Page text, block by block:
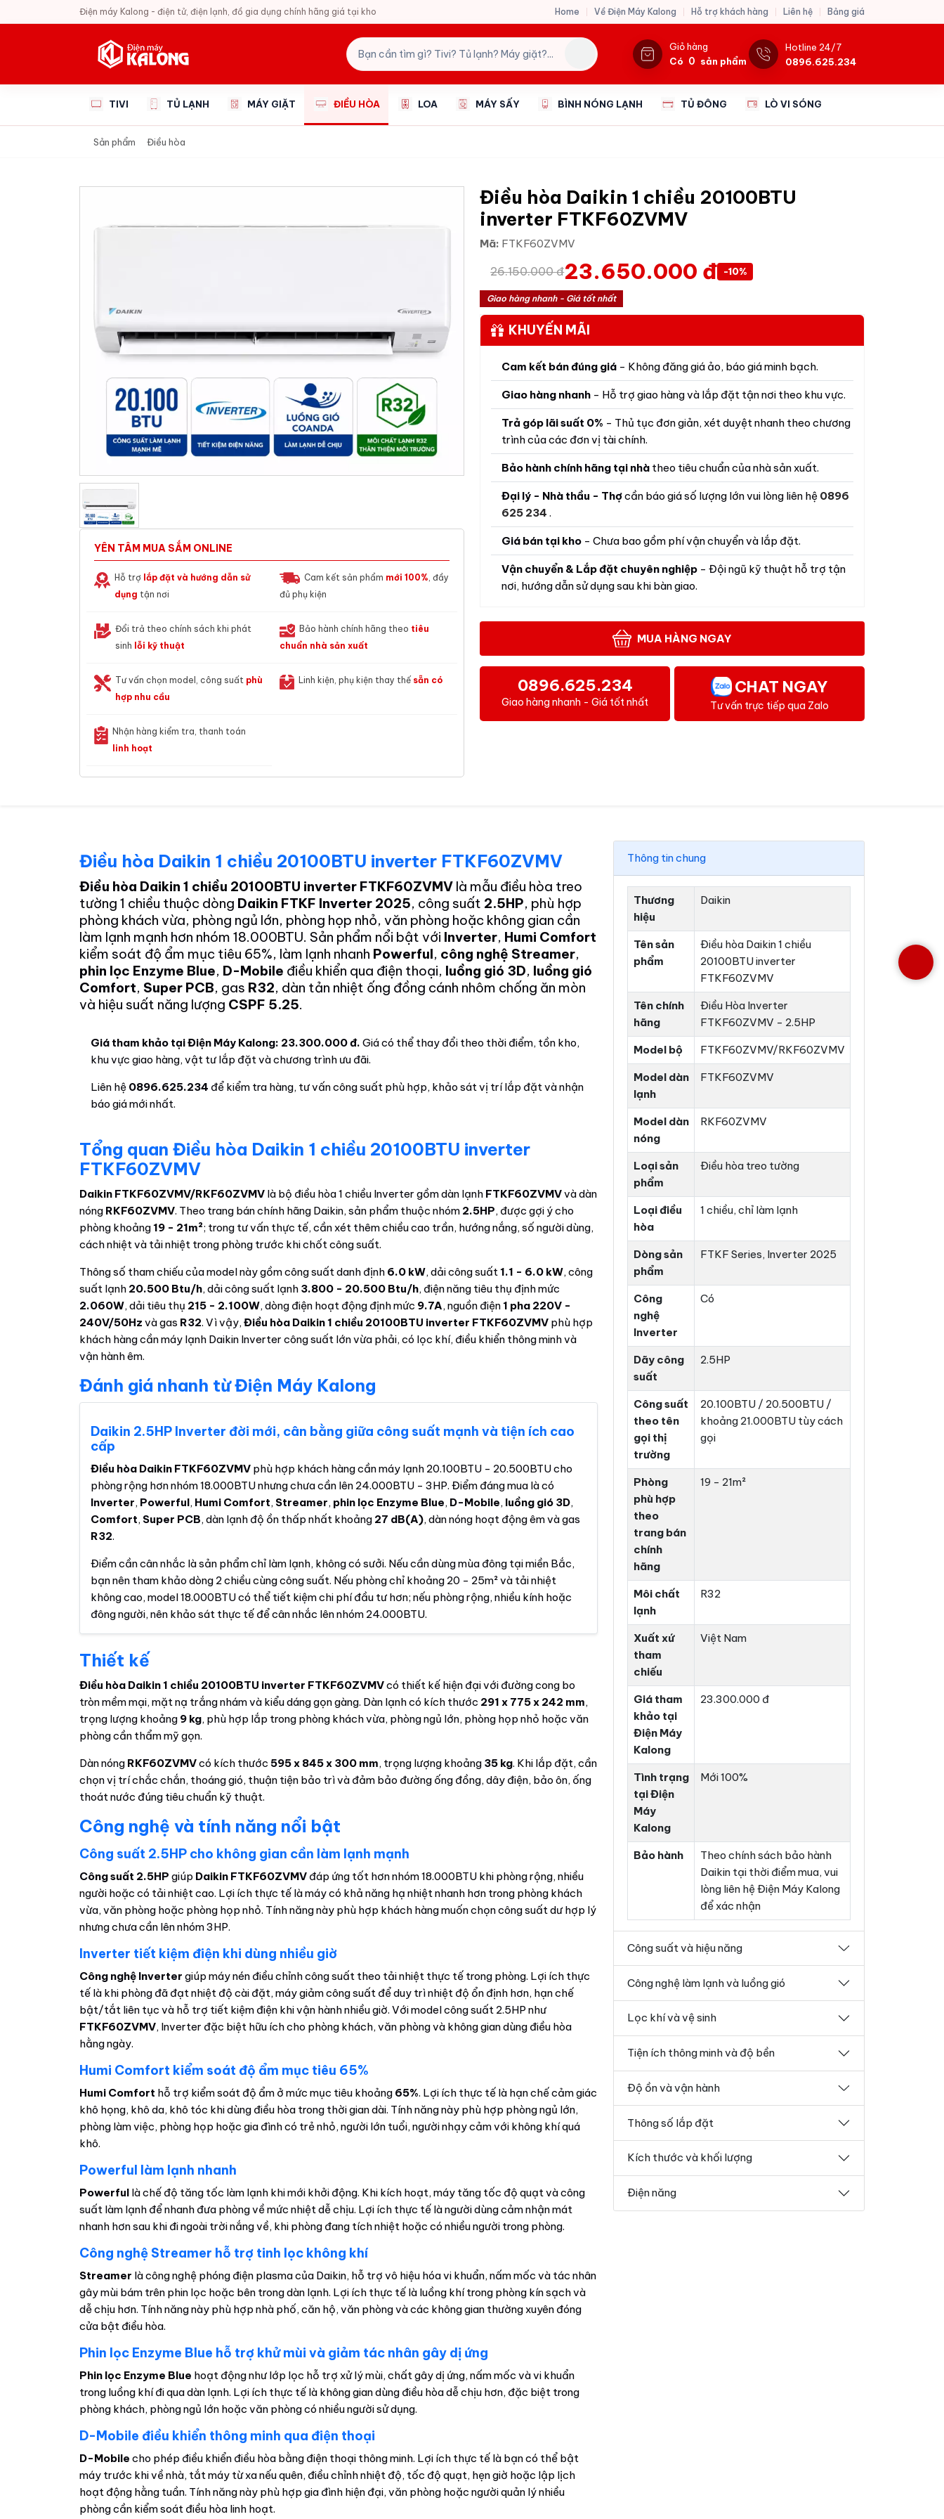
Điện máy Kalong - điện tử, điện lạnh, đồ gia dụng chính hãng giá tại kho Home Về Điện Máy Kalong Hỗ trợ khách hàng Liên hệ Bảng giá
Giỏ hàng
Có 0 sản phẩm
Hotline 24/7
0896.625.234
TIVI TỦ LẠNH MÁY GIẶT ĐIỀU HÒA LOA MÁY SẤY BÌNH NÓNG LẠNH TỦ ĐÔNG LÒ VI SÓNG
Sản phẩm Điều hòa
YÊN TÂM MUA SẮM ONLINE
Hỗ trợ lắp đặt và hướng dẫn sử
dụng tận nơi
Cam kết sản phẩm mới 100% , đầy
đủ phụ kiện
Đổi trả theo chính sách khi phát
sinh lỗi kỹ thuật
Bảo hành chính hãng theo tiêu
chuẩn nhà sản xuất
Tư vấn chọn model, công suất phù
hợp nhu cầu
Linh kiện, phụ kiện thay thế sẵn có
Nhận hàng kiểm tra, thanh toán
linh hoạt
Điều hòa Daikin 1 chiều 20100BTU
inverter FTKF60ZVMV
Mã: FTKF60ZVMV
26.150.000 đ23.650.000 đ -10%
Giao hàng nhanh - Giá tốt nhất
KHUYẾN MÃI
Cam kết bán đúng giá - Không đăng giá ảo, báo giá minh bạch.
Giao hàng nhanh - Hỗ trợ giao hàng và lắp đặt tận nơi theo khu vực.
Trả góp lãi suất 0% - Thủ tục đơn giản, xét duyệt nhanh theo chương
trình của các đơn vị tài chính.
Bảo hành chính hãng tại nhà theo tiêu chuẩn của nhà sản xuất.
Đại lý - Nhà thầu - Thợcần báo giá số lượng lớn vui lòng liên hệ 0896
625 234.
Giá bán tại kho - Chưa bao gồm phí vận chuyển và lắp đặt.
Vận chuyển & Lắp đặt chuyên nghiệp - Đội ngũ kỹ thuật hỗ trợ tận
nơi, hướng dẫn sử dụng sau khi bàn giao.
MUA HÀNG NGAY
0896.625.234
Giao hàng nhanh - Giá tốt nhất
CHAT NGAY
Tư vấn trực tiếp qua Zalo
Điều hòa Daikin 1 chiều 20100BTU inverter FTKF60ZVMV
Điều hòa Daikin 1 chiều 20100BTU inverter FTKF60ZVMV là mẫu điều hòa treo
tường 1 chiều thuộc dòng Daikin FTKF Inverter 2025, công suất 2.5HP, phù hợp
phòng khách vừa, phòng ngủ lớn, phòng họp nhỏ, văn phòng hoặc không gian cần
làm lạnh mạnh hơn nhóm 18.000BTU. Sản phẩm nổi bật với Inverter, Humi Comfort
kiểm soát độ ẩm mục tiêu 65%, làm lạnh nhanh Powerful, công nghệ Streamer,
phin lọc Enzyme Blue, D-Mobile điều khiển qua điện thoại, luồng gió 3D, luồng gió
Comfort, Super PCB, gas R32, dàn tản nhiệt ống đồng cánh nhôm chống ăn mòn
và hiệu suất năng lượng CSPF 5.25.
Giá tham khảo tại Điện Máy Kalong: 23.300.000 đ. Giá có thể thay đổi theo thời điểm, tồn kho,
khu vực giao hàng, vật tư lắp đặt và chương trình ưu đãi.
Liên hệ 0896.625.234 để kiểm tra hàng, tư vấn công suất phù hợp, khảo sát vị trí lắp đặt và nhận
báo giá mới nhất.
Tổng quan Điều hòa Daikin 1 chiều 20100BTU inverter
FTKF60ZVMV
Daikin FTKF60ZVMV/RKF60ZVMV là bộ điều hòa 1 chiều Inverter gồm dàn lạnh FTKF60ZVMVvà dàn
nóng RKF60ZVMV. Theo trang bán chính hãng Daikin, sản phẩm thuộc nhóm 2.5HP, được gợi ý cho
phòng khoảng19 - 21m²; trong tư vấn thực tế, cần xét thêm chiều cao trần, hướng nắng, số người dùng,
cách nhiệt và tải nhiệt trong phòng trước khi chốt công suất.
Thông số tham chiếu của model này gồm công suất danh định 6.0 kW, dải công suất1.1 - 6.0 kW, công
suất lạnh 20.500 Btu/h, dải công suất lạnh 3.800 - 20.500 Btu/h, điện năng tiêu thụ định mức
2.060W, dải tiêu thụ 215 - 2.100W, dòng điện hoạt động định mức 9.7A, nguồn điện1 pha 220V -
240V/50Hz và gas R32. Vì vậy,Điều hòa Daikin 1 chiều 20100BTU inverter FTKF60ZVMV phù hợp
khách hàng cần máy lạnh Daikin Inverter công suất lớn vừa phải, có lọc khí, điều khiển thông minh và
vận hành êm.
Đánh giá nhanh từ Điện Máy Kalong
Daikin 2.5HP Inverter đời mới, cân bằng giữa công suất mạnh và tiện ích cao
cấp
Điều hòa Daikin FTKF60ZVMV phù hợp khách hàng cần máy lạnh 20.100BTU - 20.500BTU cho
phòng rộng hơn nhóm 18.000BTU nhưng chưa cần lên 24.000BTU - 3HP. Điểm đáng mua là có
Inverter, Powerful, Humi Comfort, Streamer, phin lọc Enzyme Blue, D-Mobile, luồng gió 3D,
Comfort, Super PCB, dàn lạnh độ ồn thấp nhất khoảng 27 dB(A), dàn nóng hoạt động êm và gas
R32.
Điểm cần cân nhắc là sản phẩm chỉ làm lạnh, không có sưởi. Nếu cần dùng mùa đông tại miền Bắc,
bạn nên tham khảo dòng 2 chiều cùng công suất. Nếu phòng chỉ khoảng 20 - 25m² và tải nhiệt
không cao, model 18.000BTU có thể tiết kiệm chi phí đầu tư hơn; nếu phòng rộng, nhiều kính hoặc
đông người, nên khảo sát thực tế để cân nhắc lên nhóm 24.000BTU.
Thiết kế
Điều hòa Daikin 1 chiều 20100BTU inverter FTKF60ZVMVcó thiết kế hiện đại với đường cong bo
tròn mềm mại, mặt nạ trắng nhám và kiểu dáng gọn gàng. Dàn lạnh có kích thước 291 x 775 x 242 mm,
trọng lượng khoảng 9 kg, phù hợp lắp trong phòng khách vừa, phòng ngủ lớn, phòng họp nhỏ hoặc văn
phòng cần thẩm mỹ gọn.
Dàn nóng RKF60ZVMVcó kích thước 595 x 845 x 300 mm, trọng lượng khoảng 35 kg. Khi lắp đặt, cần
chọn vị trí chắc chắn, thoáng gió, thuận tiện bảo trì và đảm bảo đường ống đồng, dây điện, bảo ôn, ống
thoát nước đúng tiêu chuẩn kỹ thuật.
Công nghệ và tính năng nổi bật
Công suất 2.5HP cho không gian cần làm lạnh mạnh
Công suất 2.5HP giúp Daikin FTKF60ZVMV đáp ứng tốt hơn nhóm 18.000BTU khi phòng rộng, nhiều
người hoặc có tải nhiệt cao. Lợi ích thực tế là máy có khả năng hạ nhiệt nhanh hơn trong phòng khách
vừa, văn phòng hoặc phòng họp nhỏ. Tính năng này phù hợp khách hàng muốn chọn công suất dư hợp lý
nhưng chưa cần lên nhóm 3HP.
Inverter tiết kiệm điện khi dùng nhiều giờ
Công nghệ Inverter giúp máy nén điều chỉnh công suất theo tải nhiệt thực tế trong phòng. Lợi ích thực
tế là khi phòng đã đạt nhiệt độ cài đặt, máy giảm công suất để duy trì nhiệt độ ổn định hơn, hạn chế
bật/tắt liên tục và hỗ trợ tiết kiệm điện khi vận hành nhiều giờ. Với model công suất 2.5HP như
FTKF60ZVMV, Inverter đặc biệt hữu ích cho phòng khách, văn phòng và không gian dùng điều hòa
hằng ngày.
Humi Comfort kiểm soát độ ẩm mục tiêu 65%
Humi Comfort hỗ trợ kiểm soát độ ẩm ở mức mục tiêu khoảng 65%. Lợi ích thực tế là hạn chế cảm giác
khô họng, khô da, khô tóc khi dùng điều hòa trong thời gian dài. Tính năng này phù hợp phòng ngủ lớn,
phòng làm việc, phòng họp hoặc gia đình có trẻ nhỏ, người lớn tuổi, người nhạy cảm với không khí quá
khô.
Powerful làm lạnh nhanh
Powerful là chế độ tăng tốc làm lạnh khi mới khởi động. Khi kích hoạt, máy tăng tốc độ quạt và công
suất làm lạnh để nhanh đưa phòng về mức nhiệt dễ chịu. Lợi ích thực tế là người dùng cảm nhận mát
nhanh hơn sau khi đi ngoài trời nắng về, khi phòng đang tích nhiệt hoặc có nhiều người trong phòng.
Công nghệ Streamer hỗ trợ tinh lọc không khí
Streamer là công nghệ phóng điện plasma của Daikin, hỗ trợ vô hiệu hóa vi khuẩn, nấm mốc và tác nhân
gây mùi bám trên phin lọc hoặc bên trong dàn lạnh. Lợi ích thực tế là luồng khí trong phòng kín sạch và
dễ chịu hơn. Tính năng này phù hợp nhà phố, căn hộ, văn phòng và các không gian thường xuyên đóng
cửa bật điều hòa.
Phin lọc Enzyme Blue hỗ trợ khử mùi và giảm tác nhân gây dị ứng
Phin lọc Enzyme Blue hoạt động như lớp lọc hỗ trợ xử lý mùi, chất gây dị ứng, nấm mốc và vi khuẩn
trong luồng khí đi qua dàn lạnh. Lợi ích thực tế là không gian dùng điều hòa dễ chịu hơn, đặc biệt trong
phòng khách, phòng ngủ lớn hoặc văn phòng có nhiều người sử dụng.
D-Mobile điều khiển thông minh qua điện thoại
D-Mobile cho phép điều khiển điều hòa bằng điện thoại thông minh. Lợi ích thực tế là bạn có thể bật
máy trước khi về nhà, tắt máy từ xa nếu quên, điều chỉnh nhiệt độ, tốc độ quạt, hẹn giờ hoặc lập lịch
hoạt động hằng tuần. Tính năng này phù hợp gia đình hiện đại, văn phòng hoặc người quản lý nhiều
phòng cần kiểm soát điều hòa linh hoạt.
Thông tin chung
Thương
hiệu
Daikin
Tên sản
phẩm
Điều hòa Daikin 1 chiều
20100BTU inverter
FTKF60ZVMV
Tên chính
hãng
Điều Hòa Inverter
FTKF60ZVMV - 2.5HP
Model bộ FTKF60ZVMV/RKF60ZVMV
Model dàn
lạnh
FTKF60ZVMV
Model dàn
nóng
RKF60ZVMV
Loại sản
phẩm
Điều hòa treo tường
Loại điều
hòa
1 chiều, chỉ làm lạnh
Dòng sản
phẩm
FTKF Series, Inverter 2025
Công
nghệ
Inverter
Có
Dãy công
suất
2.5HP
Công suất
theo tên
gọi thị
trường
20.100BTU / 20.500BTU /
khoảng 21.000BTU tùy cách
gọi
Phòng
phù hợp
theo
trang bán
chính
hãng
19 - 21m²
Môi chất
lạnh
R32
Xuất xứ
tham
chiếu
Việt Nam
Giá tham
khảo tại
Điện Máy
Kalong
23.300.000 đ
Tình trạng
tại Điện
Máy
Kalong
Mới 100%
Bảo hành
Theo chính sách bảo hành
Daikin tại thời điểm mua, vui
lòng liên hệ Điện Máy Kalong
để xác nhận
Công suất và hiệu năng
Công nghệ làm lạnh và luồng gió
Lọc khí và vệ sinh
Tiện ích thông minh và độ bền
Độ ồn và vận hành
Thông số lắp đặt
Kích thước và khối lượng
Điện năng